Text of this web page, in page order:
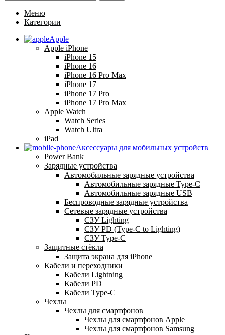
Меню
Категории
Apple
Apple iPhone
iPhone 15
iPhone 16
iPhone 16 Pro Max
iPhone 17
iPhone 17 Pro
iPhone 17 Pro Max
Apple Watch
Watch Series
Watch Ultra
iPad
Аксессуары для мобильных устройств
Power Bank
Зарядные устройства
Автомобильные зарядные устройства
Автомобильные зарядные Type-C
Автомобильные зарядные USB
Беспроводные зарядные устройства
Сетевые зарядные устройства
СЗУ Lighting
СЗУ PD (Type-C to Lighting)
СЗУ Type-C
Защитные стёкла
Защита экрана для iPhone
Кабели и переходники
Кабели Lightning
Кабели PD
Кабели Type-C
Чехлы
Чехлы для смартфонов
Чехлы для смартфонов Apple
Чехлы для смартфонов Samsung